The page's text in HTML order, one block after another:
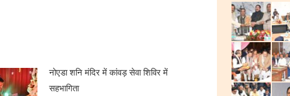
नोएडा शनि मंदिर में कांवड़ सेवा शिविर में
सहभागिता